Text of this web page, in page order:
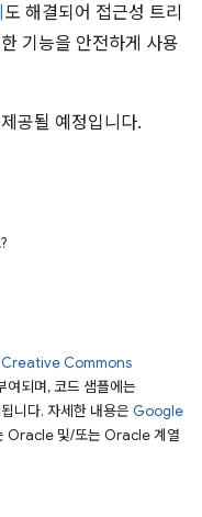
도 해결되어 접근성 트리
기능을 안전하게 사용
공될 예정입니다.
Creative Commons
여되며, 코드 샘플에는
니다. 자세한 내용은 Google
Oracle 및/또는 Oracle 계열